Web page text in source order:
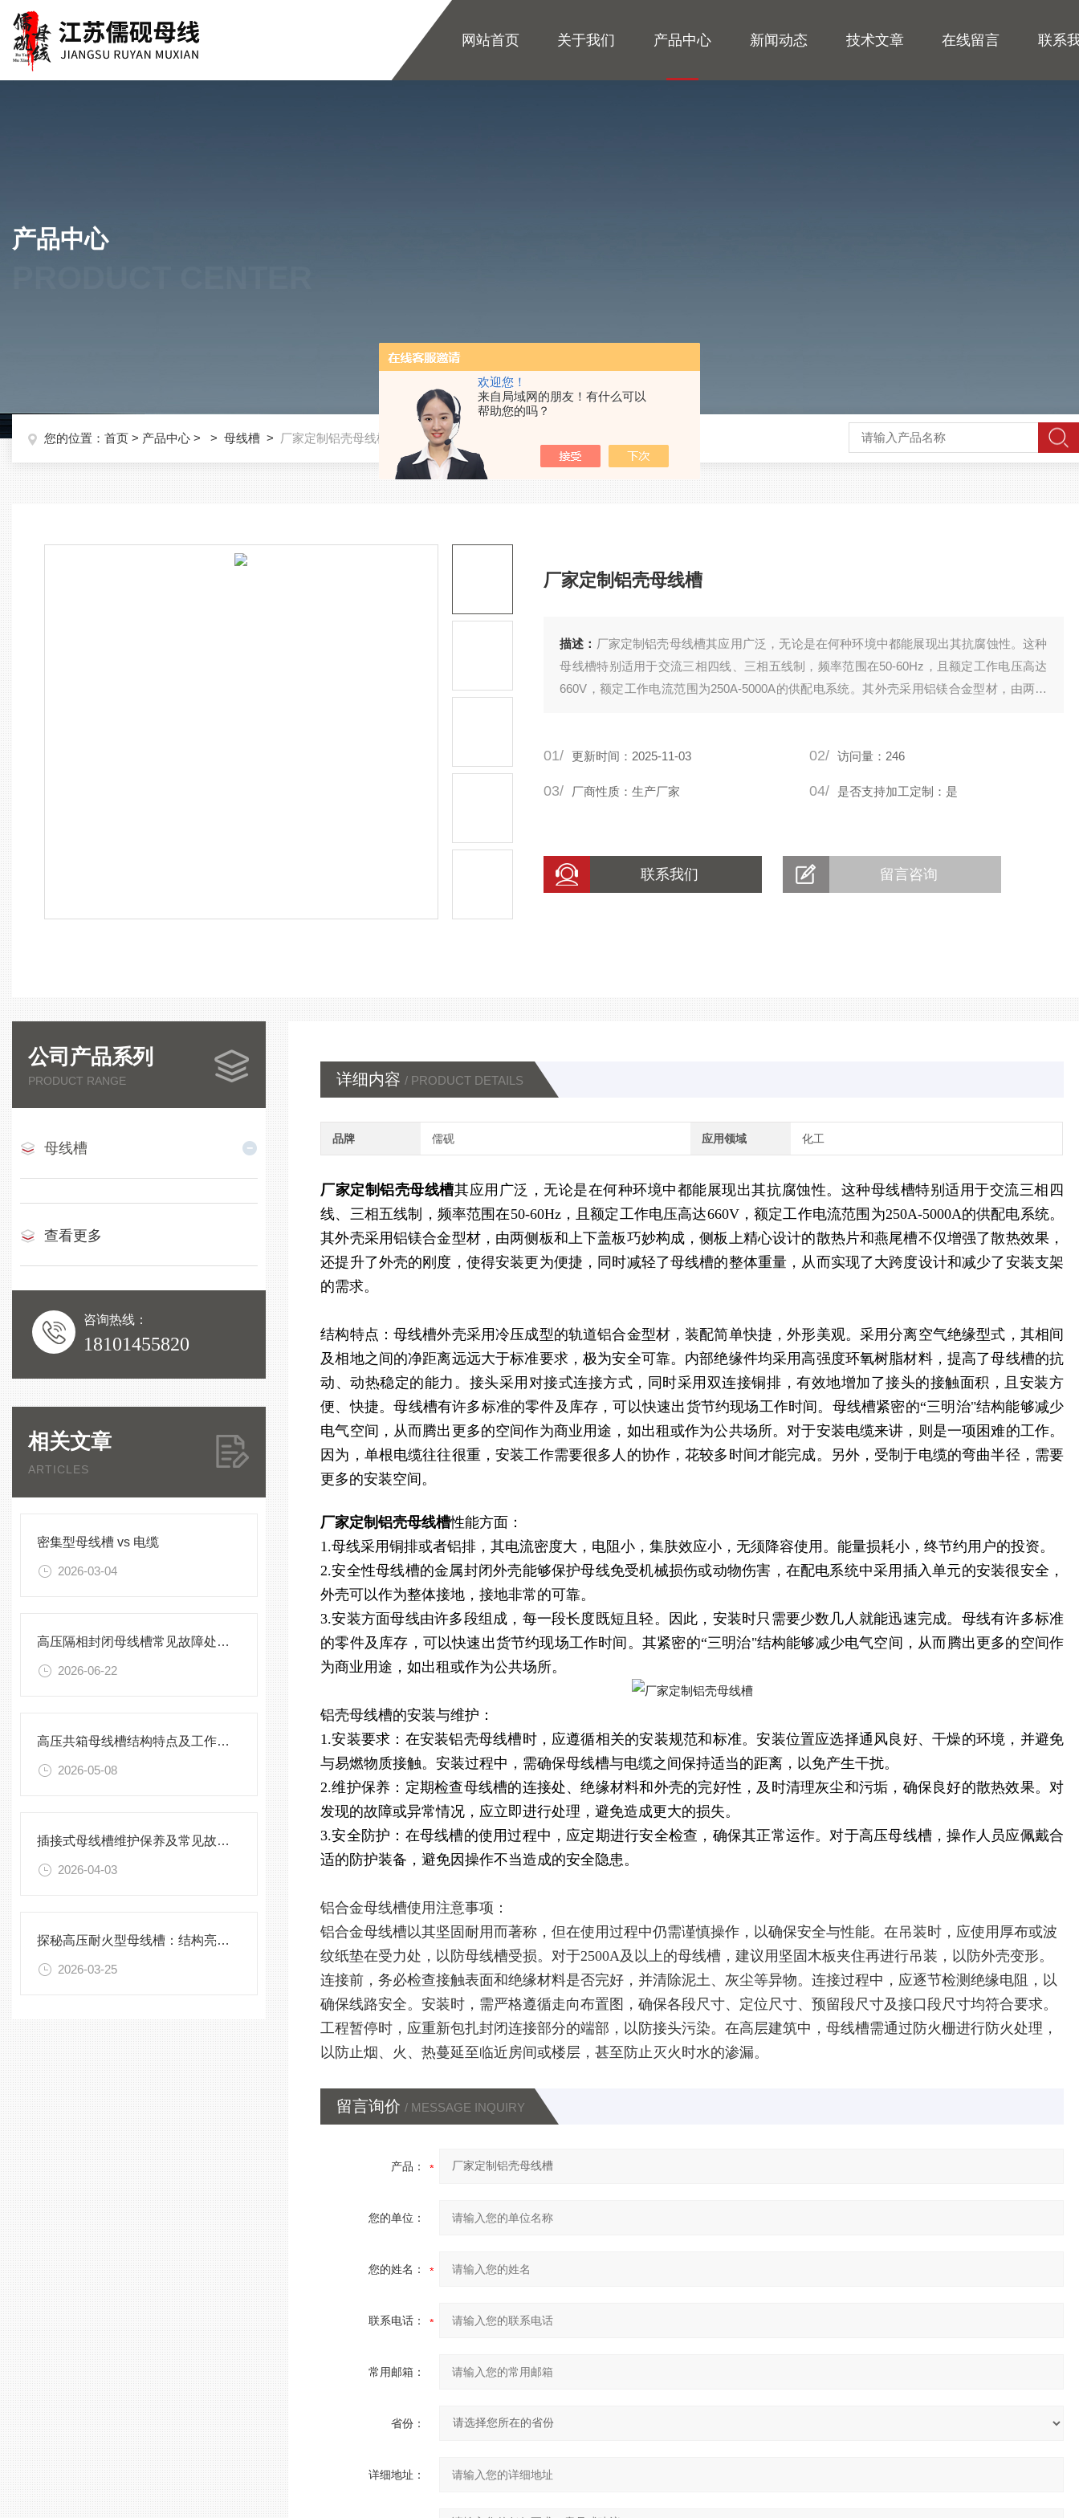
欢迎您！
来自局域网的朋友！有什么可以
帮助您的吗？
网站首页 关于我们 产品中心 新闻动态 技术文章 在线留言 联系
产品中心
您的位置： 首页 > 产品中心 > > 母线槽 > 厂家定制铝壳母线槽
厂家定制铝壳母线槽
描述： ​厂家定制铝壳母线槽其应用广泛，无论是在何种环境中都能展现出其抗腐蚀性。这种
母线槽特别适用于交流三相四线、三相五线制，频率范围在50-60Hz，且额定工作电压高达
660V，额定工作电流范围为250A-5000A的供配电系统。其外壳采用铝镁合金型材，由两侧
01/ 更新时间：2025-11-03 02/ 访问量：246
03/ 厂商性质：生产厂家 04/ 是否支持加工定制：是
联系我们 留言咨询
公司产品系列
PRODUCT RANGE
母线槽
查看更多
咨询热线：
18101455820
相关文章
ARTICLES
密集型母线槽 vs 电缆
2026-03-04
高压隔相封闭母线槽常见故障处理方案
2026-06-22
高压共箱母线槽结构特点及工作原理
2026-05-08
插接式母线槽维护保养及常见故障处理指南
2026-04-03
探秘高压耐火型母线槽：结构亮点与实用效能
2026-03-25
详细内容 / PRODUCT DETAILS
品牌 儒砚 应用领域 化工
厂家定制铝壳母线槽其应用广泛，无论是在何种环境中都能展现出其抗腐蚀性。这种母线槽特别适用于交流三相四
线、三相五线制，频率范围在50-60Hz，且额定工作电压高达660V，额定工作电流范围为250A-5000A的供配电系统。
其外壳采用铝镁合金型材，由两侧板和上下盖板巧妙构成，侧板上精心设计的散热片和燕尾槽不仅增强了散热效果，
还提升了外壳的刚度，使得安装更为便捷，同时减轻了母线槽的整体重量，从而实现了大跨度设计和减少了安装支架
的需求。
结构特点：母线槽外壳采用冷压成型的轨道铝合金型材，装配简单快捷，外形美观。采用分离空气绝缘型式，其相间
及相地之间的净距离远远大于标准要求，极为安全可靠。内部绝缘件均采用高强度环氧树脂材料，提高了母线槽的抗
动、动热稳定的能力。接头采用对接式连接方式，同时采用双连接铜排，有效地增加了接头的接触面积，且安装方
便、快捷。母线槽有许多标准的零件及库存，可以快速出货节约现场工作时间。母线槽紧密的“三明治"结构能够减少
电气空间，从而腾出更多的空间作为商业用途，如出租或作为公共场所。对于安装电缆来讲，则是一项困难的工作。
因为，单根电缆往往很重，安装工作需要很多人的协作，花较多时间才能完成。另外，受制于电缆的弯曲半径，需要
更多的安装空间。
厂家定制铝壳母线槽性能方面：
1.母线采用铜排或者铝排，其电流密度大，电阻小，集肤效应小，无须降容使用。能量损耗小，终节约用户的投资。
2.安全性母线槽的金属封闭外壳能够保护母线免受机械损伤或动物伤害，在配电系统中采用插入单元的安装很安全，
外壳可以作为整体接地，接地非常的可靠。
3.安装方面母线由许多段组成，每一段长度既短且轻。因此，安装时只需要少数几人就能迅速完成。母线有许多标准
的零件及库存，可以快速出货节约现场工作时间。其紧密的“三明治"结构能够减少电气空间，从而腾出更多的空间作
为商业用途，如出租或作为公共场所。
铝壳母线槽的安装与维护：
1.安装要求：在安装铝壳母线槽时，应遵循相关的安装规范和标准。安装位置应选择通风良好、干燥的环境，并避免
与易燃物质接触。安装过程中，需确保母线槽与电缆之间保持适当的距离，以免产生干扰。
2.维护保养：定期检查母线槽的连接处、绝缘材料和外壳的完好性，及时清理灰尘和污垢，确保良好的散热效果。对
发现的故障或异常情况，应立即进行处理，避免造成更大的损失。
3.安全防护：在母线槽的使用过程中，应定期进行安全检查，确保其正常运作。对于高压母线槽，操作人员应佩戴合
适的防护装备，避免因操作不当造成的安全隐患。
铝合金母线槽使用注意事项：
铝合金母线槽以其坚固耐用而著称，但在使用过程中仍需谨慎操作，以确保安全与性能。在吊装时，应使用厚布或波
纹纸垫在受力处，以防母线槽受损。对于2500A及以上的母线槽，建议用坚固木板夹住再进行吊装，以防外壳变形。
连接前，务必检查接触表面和绝缘材料是否完好，并清除泥土、灰尘等异物。连接过程中，应逐节检测绝缘电阻，以
确保线路安全。安装时，需严格遵循走向布置图，确保各段尺寸、定位尺寸、预留段尺寸及接口段尺寸均符合要求。
工程暂停时，应重新包扎封闭连接部分的端部，以防接头污染。在高层建筑中，母线槽需通过防火栅进行防火处理，
以防止烟、火、热蔓延至临近房间或楼层，甚至防止灭火时水的渗漏。
留言询价 / MESSAGE INQUIRY
产品：
您的单位：
您的姓名：
联系电话：
常用邮箱：
省份：
详细地址：